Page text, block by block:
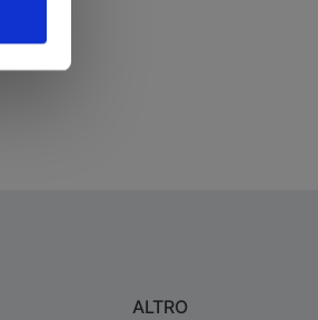
ALTRO